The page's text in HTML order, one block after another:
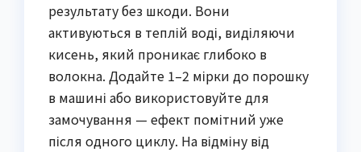
результату без шкоди. Вони
активуються в теплій воді, виділяючи
кисень, який проникає глибоко в
волокна. Додайте 1–2 мірки до порошку
в машині або використовуйте для
замочування — ефект помітний уже
після одного циклу. На відміну від